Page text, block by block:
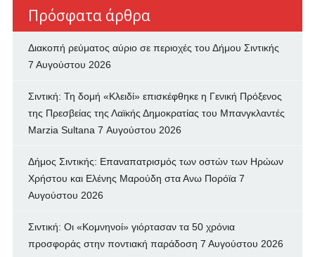
Πρόσφατα άρθρα
Διακοπή ρεύματος αύριο σε περιοχές του Δήμου Σιντικής
7 Αυγούστου 2026
Σιντική: Τη δομή «Κλειδί» επισκέφθηκε η Γενική Πρόξενος
της Πρεσβείας της Λαϊκής Δημοκρατίας του Μπανγκλαντές
Marzia Sultana 7 Αυγούστου 2026
Δήμος Σιντικής: Επαναπατρισμός των oστών των Ηρώων
Χρήστου και Ελένης Μαρούδη στα Ανω Πορόϊα 7
Αυγούστου 2026
Σιντική: Οι «Κομνηνοί» γιόρτασαν τα 50 χρόνια
προσφοράς στην ποντιακή παράδοση 7 Αυγούστου 2026